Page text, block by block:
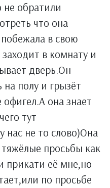
обратили
что она
в свою
в комнату и
дверь.Он
на полу и грызёт
она знает
тут
нас не то слово)Она
просьбы как
прикати её мне,но
по просьбе